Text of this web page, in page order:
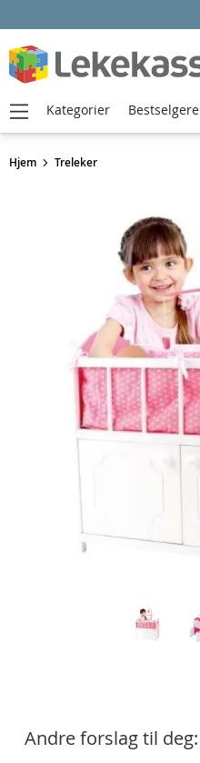
Hjem Treleker
Andre forslag til deg:
Kategorier Bestselgere